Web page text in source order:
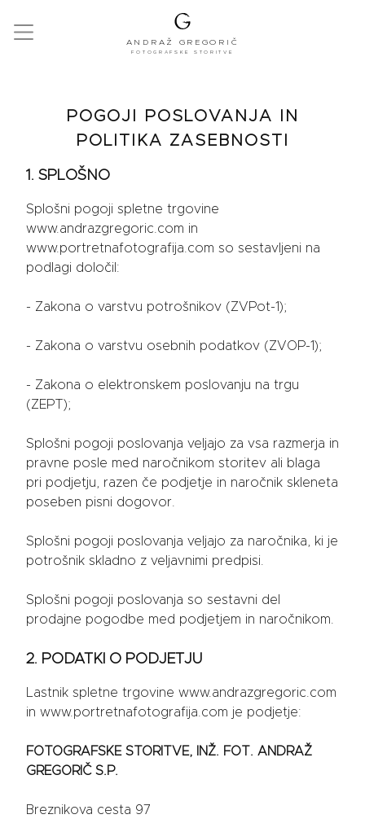
ANDRAŽ GREGORIČ
FOTOGRAFSKE STORITVE
POGOJI POSLOVANJA IN
POLITIKA ZASEBNOSTI
1. SPLOŠNO
Splošni pogoji spletne trgovine
www.andrazgregoric.com in
www.portretnafotografija.com so sestavljeni na
podlagi določil:
- Zakona o varstvu potrošnikov (ZVPot-1);
- Zakona o varstvu osebnih podatkov (ZVOP-1);
- Zakona o elektronskem poslovanju na trgu
(ZEPT);
Splošni pogoji poslovanja veljajo za vsa razmerja in
pravne posle med naročnikom storitev ali blaga
pri podjetju, razen če podjetje in naročnik skleneta
poseben pisni dogovor.
Splošni pogoji poslovanja veljajo za naročnika, ki je
potrošnik skladno z veljavnimi predpisi.
Splošni pogoji poslovanja so sestavni del
prodajne pogodbe med podjetjem in naročnikom.
2. PODATKI O PODJETJU
Lastnik spletne trgovine www.andrazgregoric.com
in www.portretnafotografija.com je podjetje:
FOTOGRAFSKE STORITVE, INŽ. FOT. ANDRAŽ
GREGORIČ S.P.
Breznikova cesta 97